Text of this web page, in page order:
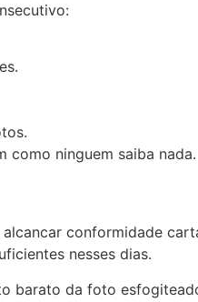
como ninguem saiba nada.
conformidade
nesses dias.
barato da foto